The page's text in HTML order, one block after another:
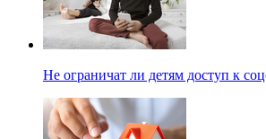
Не ограничат ли детям доступ к